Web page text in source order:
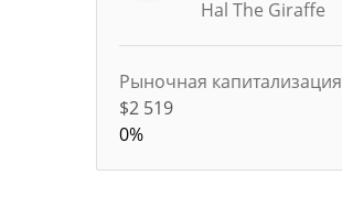
Hal The Giraffe
Рыночная капитализация
$2 519
0%